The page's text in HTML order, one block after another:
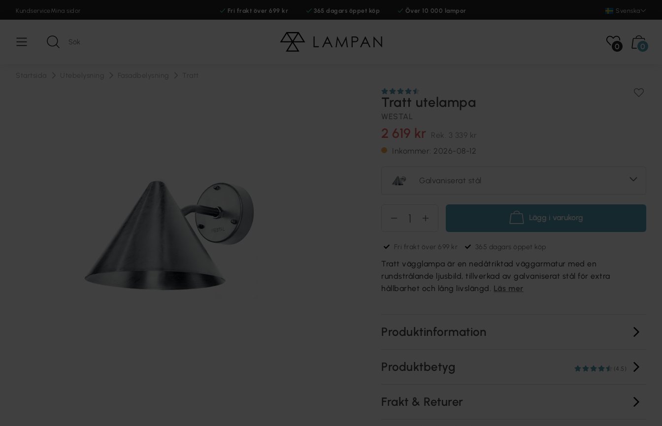
KundserviceMina sidor Fri frakt över 699 kr 365 dagars öppet köp Över 10 000 lampor Svenska
0 0
Tratt utelampa
WESTAL
2 619 kr Rek. 3 339 kr
Inkommer: 2026-08-12
Galvaniserat stål
Lägg i varukorg
Fri frakt över 699 kr 365 dagars öppet köp
Tratt vägglampa är en nedåtriktad väggarmatur med en
rundstrålande ljusbild, tillverkad av galvaniserat stål för extra
hållbarhet och lång livslängd. Läs mer
Produktinformation
Produktbetyg (4.5)
Frakt & Returer